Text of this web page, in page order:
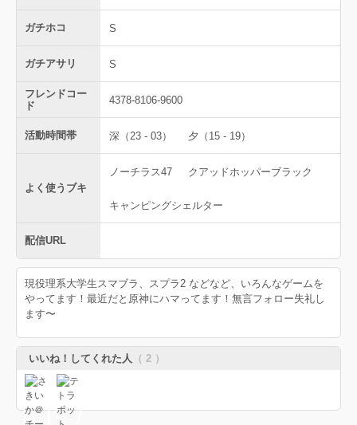
ガチホコ S
ガチアサリ S
フレンドコー
ド
4378-8106-9600
活動時間帯 深（23 - 03） 夕（15 - 19）
よく使うブキ
ノーチラス47 クアッドホッパーブラック
キャンピングシェルター
配信URL
現役理系大学生スマブラ、スプラ2 などなど、いろんなゲームを
やってます！最近だと原神にハマってます！無言フォロー失礼し
ます〜
いいね！してくれた人 （ 2 ）